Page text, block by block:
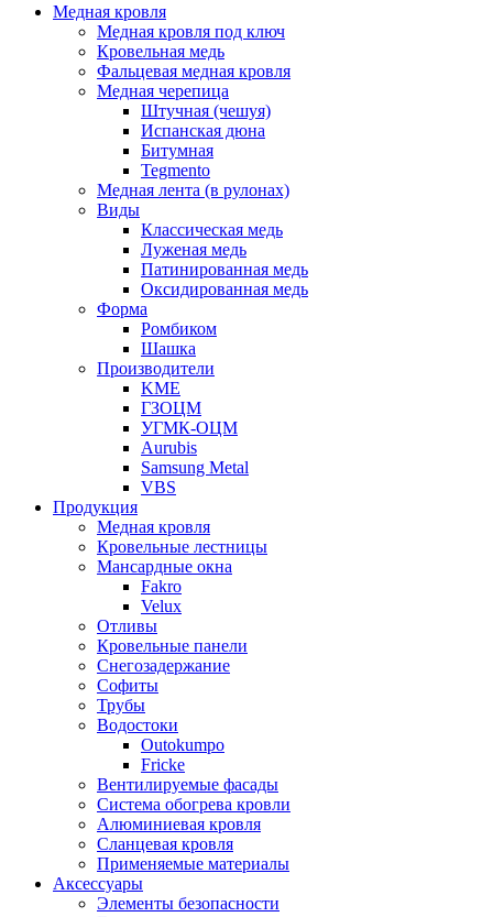
Медная кровля
Медная кровля под ключ
Кровельная медь
Фальцевая медная кровля
Медная черепица
Штучная (чешуя)
Испанская дюна
Битумная
Tegmento
Медная лента (в рулонах)
Виды
Классическая медь
Луженая медь
Патинированная медь
Оксидированная медь
Форма
Ромбиком
Шашка
Производители
KME
ГЗОЦМ
УГМК-ОЦМ
Aurubis
Samsung Metal
VBS
Продукция
Медная кровля
Кровельные лестницы
Мансардные окна
Fakro
Velux
Отливы
Кровельные панели
Снегозадержание
Софиты
Трубы
Водостоки
Outokumpo
Fricke
Вентилируемые фасады
Система обогрева кровли
Алюминиевая кровля
Сланцевая кровля
Применяемые материалы
Аксессуары
Элементы безопасности